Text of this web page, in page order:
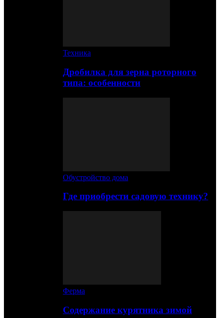
Техника
Дробилка для зерна роторного
типа: особенности
Обустройство дома
Где приобрести садовую технику?
Ферма
Содержание курятника зимой